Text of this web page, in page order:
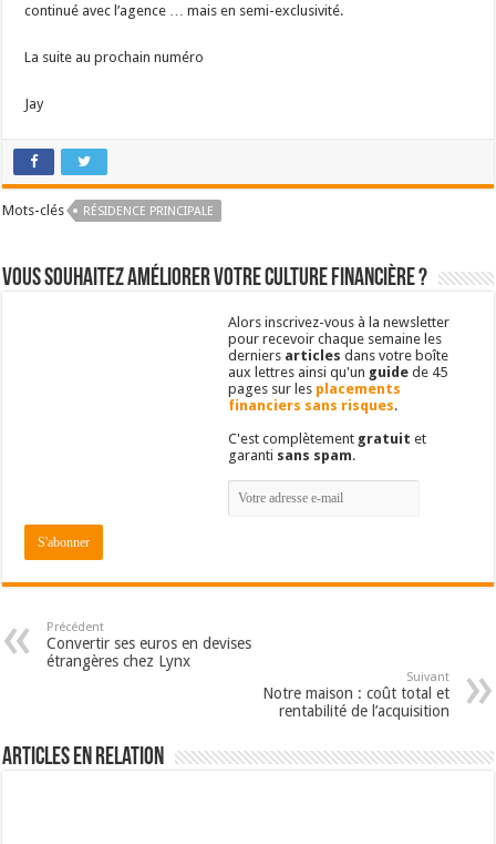
continué avec l’agence … mais en semi-exclusivité.
La suite au prochain numéro
Jay
Mots-clés RÉSIDENCE PRINCIPALE
Vous souhaitez améliorer votre culture financière ?
Alors inscrivez-vous à la newsletter
pour recevoir chaque semaine les
derniers articles dans votre boîte
aux lettres ainsi qu'un guide de 45
pages sur les placements
financiers sans risques.
C'est complètement gratuit et
garanti sans spam.
Précédent
Convertir ses euros en devises
étrangères chez Lynx
Suivant
Notre maison : coût total et
rentabilité de l’acquisition
Articles en relation